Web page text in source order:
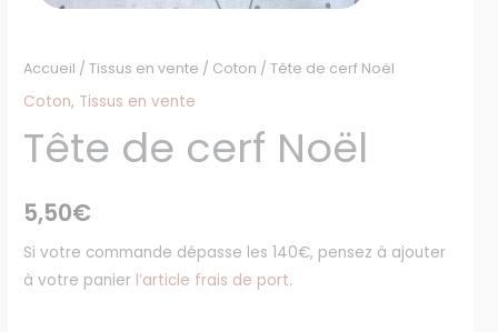
Accueil /Tissus en vente / Coton / Tête de cerf Noël
Coton, Tissus en vente
Tête de cerf Noël
5,50€
Si votre commande dépasse les 140€, pensez à ajouter
à votre panier l’article frais de port.